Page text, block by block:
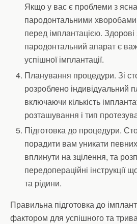
Якщо у вас є проблеми з
пародонтальними хворобами,
перед імплантацією.
пародонтальний апарат є
успішної імплантації.
Планування процедури. Зі
розроблено індивідуальний
включаючи кількість
розташування і тип
Підготовка до процедури.
порадити вам уникати певних
вплинути на зцілення, та
передопераційні інструкції
та рідини.
Правильна підготовка до
фактором для успішного та